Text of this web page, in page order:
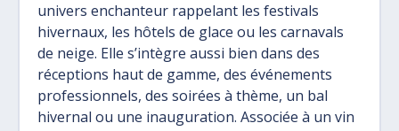
univers enchanteur rappelant les festivals
hivernaux, les hôtels de glace ou les carnavals
de neige. Elle s’intègre aussi bien dans des
réceptions haut de gamme, des événements
professionnels, des soirées à thème, un bal
hivernal ou une inauguration. Associée à un vin